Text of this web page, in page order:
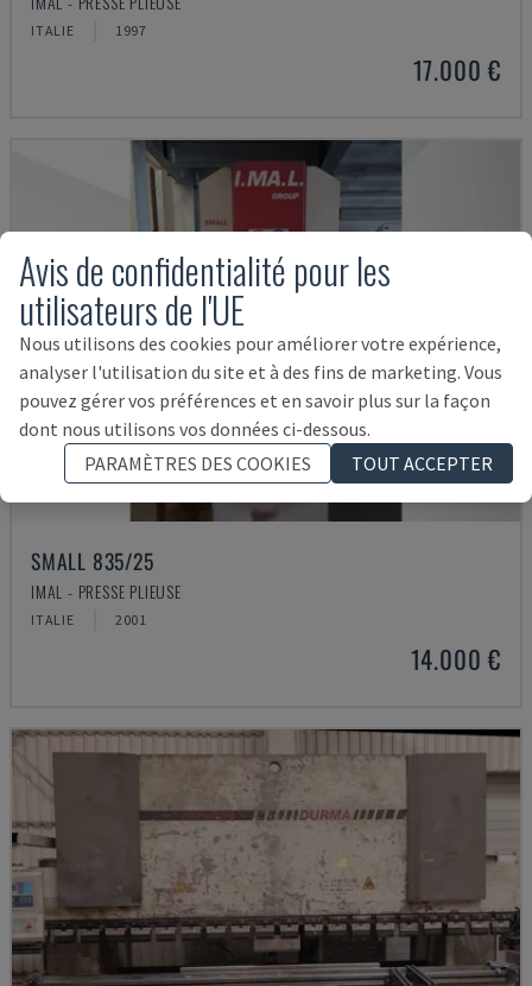
ITALIE 1997
17.000 €
SMALL 835/25
IMAL - PRESSE PLIEUSE
ITALIE 2001
14.000 €
Avis de confidentialité pour les
utilisateurs de l'UE
Nous utilisons des cookies pour améliorer votre expérience,
analyser l'utilisation du site et à des fins de marketing. Vous
pouvez gérer vos préférences et en savoir plus sur la façon
dont nous utilisons vos données ci-dessous.
PARAMÈTRES DES COOKIES
TOUT ACCEPTER